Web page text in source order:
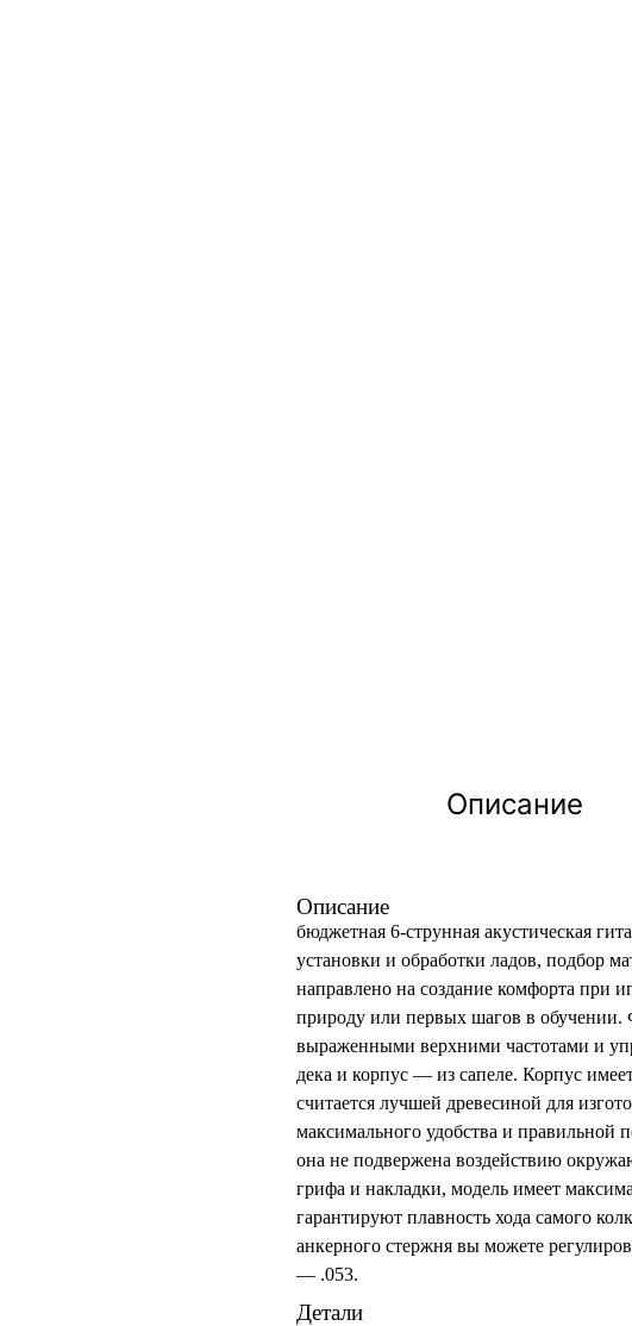
Описание
Описание
бюджетная 6-струнная акустическая
установки и обработки ладов, подбор
направлено на создание комфорта при
природу или первых шагов в обучении.
выраженными верхними частотами и
дека и корпус — из сапеле. Корпус
считается лучшей древесиной для
максимального удобства и правильной
она не подвержена воздействию
грифа и накладки, модель имеет
гарантируют плавность хода самого
анкерного стержня вы можете
— .053.
Детали